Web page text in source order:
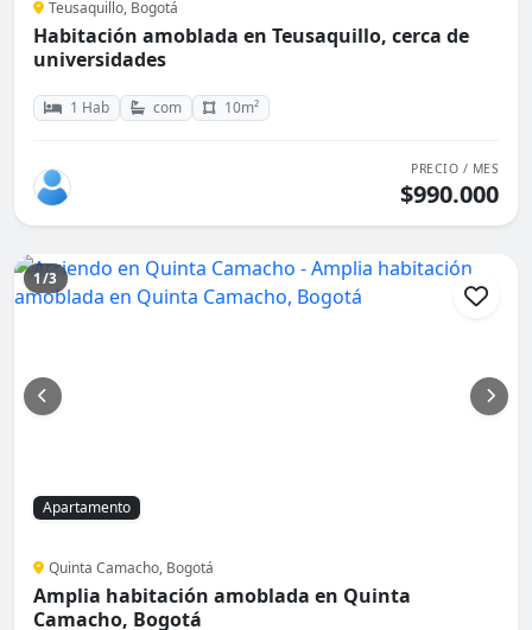
Teusaquillo, Bogotá
Habitación amoblada en Teusaquillo, cerca de
universidades
1 Hab com 10m²
PRECIO / MES
$990.000
1/3
Apartamento
Quinta Camacho, Bogotá
Amplia habitación amoblada en Quinta
Camacho, Bogotá